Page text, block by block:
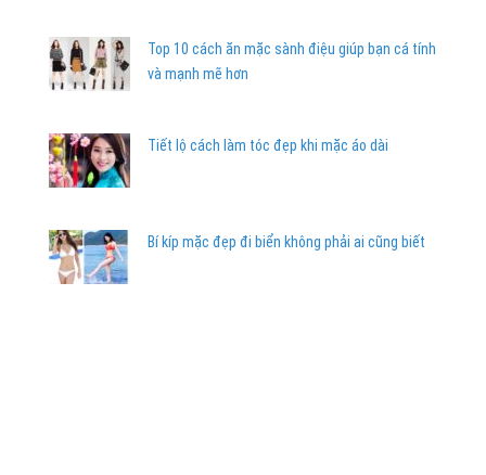
Top 10 cách ăn mặc sành điệu giúp bạn cá tính
và mạnh mẽ hơn
Tiết lộ cách làm tóc đẹp khi mặc áo dài
Bí kíp mặc đẹp đi biển không phải ai cũng biết